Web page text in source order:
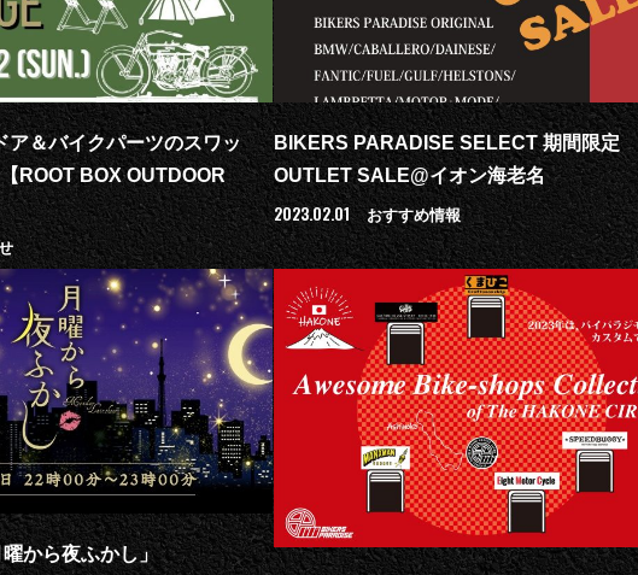
ア＆バイクパーツのスワッ
ROOT BOX OUTDOOR
BIKERS PARADISE SELECT 期間限定
OUTLET SALE@イオン海老名
2023.02.01 おすすめ情報
から夜ふかし」